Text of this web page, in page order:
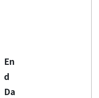
En
d
Da